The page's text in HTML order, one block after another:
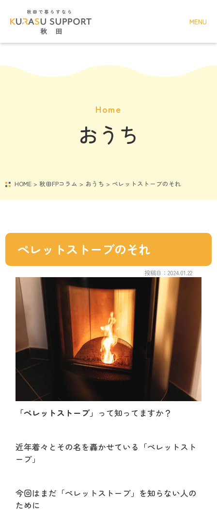
MENU
Home
おうち
HOME > 秋田FPコラム > おうち > ペレットストーブのそれ
ペレットストーブのそれ
投稿日：2024.01.22
「ペレットストーブ」 って知ってますか？
近年着々とその名を轟かせている 「ペレットスト
ーブ」
今回はまだ 「ペレットストーブ」 を知らない人の
ために